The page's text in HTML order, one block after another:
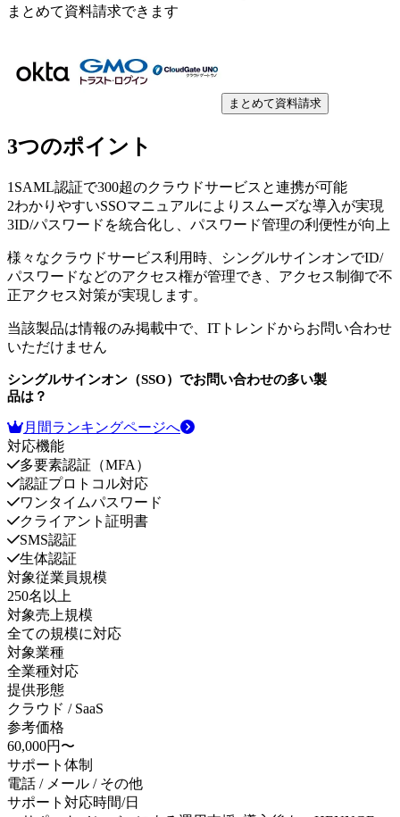
まとめて資料請求できます
まとめて資料請求
3つのポイント
1 SAML認証で300超のクラウドサービスと連携が可能
2わかりやすいSSOマニュアルによりスムーズな導入が実現
3ID/パスワードを統合化し、パスワード管理の利便性が向上
様々なクラウドサービス利用時、シングルサインオンでID/
パスワードなどのアクセス権が管理でき、アクセス制御で不
正アクセス対策が実現します。
当該製品は情報のみ掲載中で、ITトレンドからお問い合わせ
いただけません
シングルサインオン（SSO） でお問い合わせの多い製
品は？
月間ランキングページへ
対応機能
多要素認証（MFA）
認証プロトコル対応
ワンタイムパスワード
クライアント証明書
SMS認証
生体認証
対象従業員規模
250名以上
対象売上規模
全ての規模に対応
対象業種
全業種対応
提供形態
クラウド / SaaS
参考価格
60,000円〜
サポート体制
電話 / メール / その他
サポート対応時間/日